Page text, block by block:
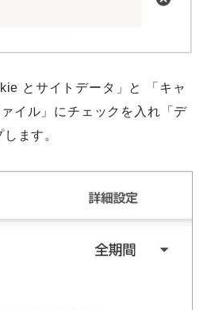
とサイトデータ」と 「キャ
イル」にチェックを入れ「デ
ます。